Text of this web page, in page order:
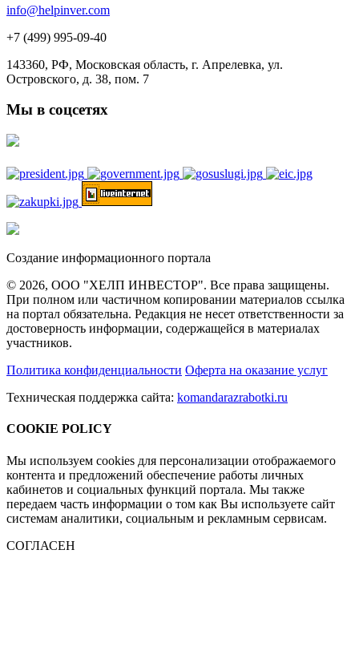
info@helpinver.com
+7 (499) 995-09-40
143360, РФ, Московская область, г. Апрелевка, ул.
Островского, д. 38, пом. 7
Мы в соцсетях
Создание информационного портала
© 2026, ООО "ХЕЛП ИНВЕСТОР". Все права защищены.
При полном или частичном копировании материалов ссылка
на портал обязательна. Редакция не несет ответственности за
достоверность информации, содержащейся в материалах
участников.
Политика конфиденциальности Оферта на оказание услуг
Техническая поддержка сайта: komandarazrabotki.ru
COOKIE POLICY
Мы используем cookies для персонализации отображаемого
контента и предложений обеспечение работы личных
кабинетов и социальных функций портала. Мы также
передаем часть информации о том как Вы используете сайт
системам аналитики, социальным и рекламным сервисам.
СОГЛАСЕН